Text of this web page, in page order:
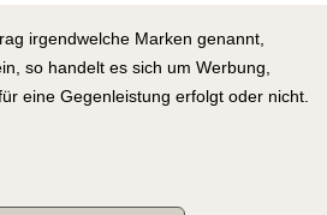
irgendwelche Marken genannt,
so handelt es sich um Werbung,
eine Gegenleistung erfolgt oder nicht.